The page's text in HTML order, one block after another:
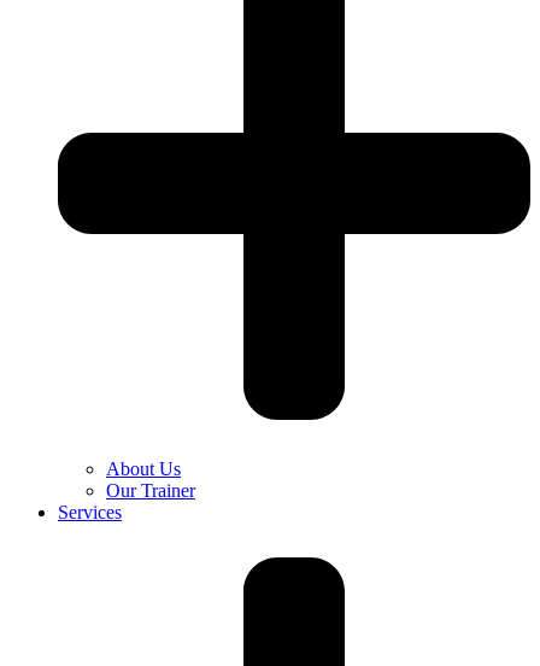
About Us
Our Trainer
Services